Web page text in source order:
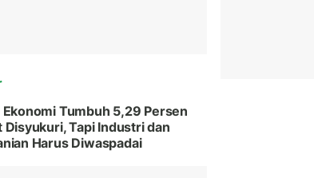
Ekonomi Tumbuh 5,29 Persen
Disyukuri, Tapi Industri dan
Harus Diwaspadai